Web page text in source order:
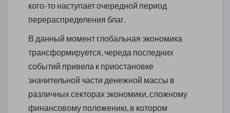
кого-то наступает очередной период
перераспределения благ.
В данный момент глобальная экономика
трансформируется, череда последних
событий привела к приостановке
значительной части денежной массы в
различных секторах экономики, сложному
финансовому положению, в котором